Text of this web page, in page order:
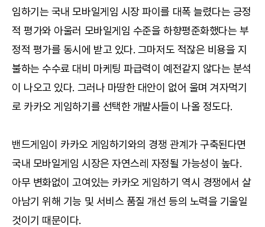
임하기는 국내 모바일게임 시장 파이를 대폭 늘렸다는 긍정
적 평가와 아울러 모바일게임 수준을 하향평준화했다는 부
정적 평가를 동시에 받고 있다. 그마저도 적잖은 비용을 지
불하는 수수료 대비 마케팅 파급력이 예전같지 않다는 분석
이 나오고 있다. 그러나 마땅한 대안이 없어 울며 겨자먹기
로 카카오 게임하기를 선택한 개발사들이 나올 정도다.
밴드게임이 카카오 게임하기와의 경쟁 관계가 구축된다면
국내 모바일게임 시장은 자연스레 자정될 가능성이 높다.
아무 변화없이 고여있는 카카오 게임하기 역시 경쟁에서 살
아남기 위해 기능 및 서비스 품질 개선 등의 노력을 기울일
것이기 때문이다.